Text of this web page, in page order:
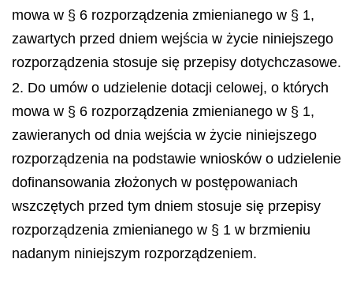
mowa w § 6 rozporządzenia zmienianego w § 1,
zawartych przed dniem wejścia w życie niniejszego
rozporządzenia stosuje się przepisy dotychczasowe.
2. Do umów o udzielenie dotacji celowej, o których
mowa w § 6 rozporządzenia zmienianego w § 1,
zawieranych od dnia wejścia w życie niniejszego
rozporządzenia na podstawie wniosków o udzielenie
dofinansowania złożonych w postępowaniach
wszczętych przed tym dniem stosuje się przepisy
rozporządzenia zmienianego w § 1 w brzmieniu
nadanym niniejszym rozporządzeniem.